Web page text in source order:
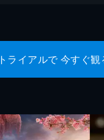
ライアルで 今すぐ観